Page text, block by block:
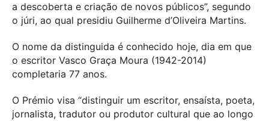
a descoberta e criação de novos públicos”, segundo
o júri, ao qual presidiu Guilherme d’Oliveira Martins.
O nome da distinguida é conhecido hoje, dia em que
o escritor Vasco Graça Moura (1942-2014)
completaria 77 anos.
O Prémio visa “distinguir um escritor, ensaísta, poeta,
jornalista, tradutor ou produtor cultural que ao longo